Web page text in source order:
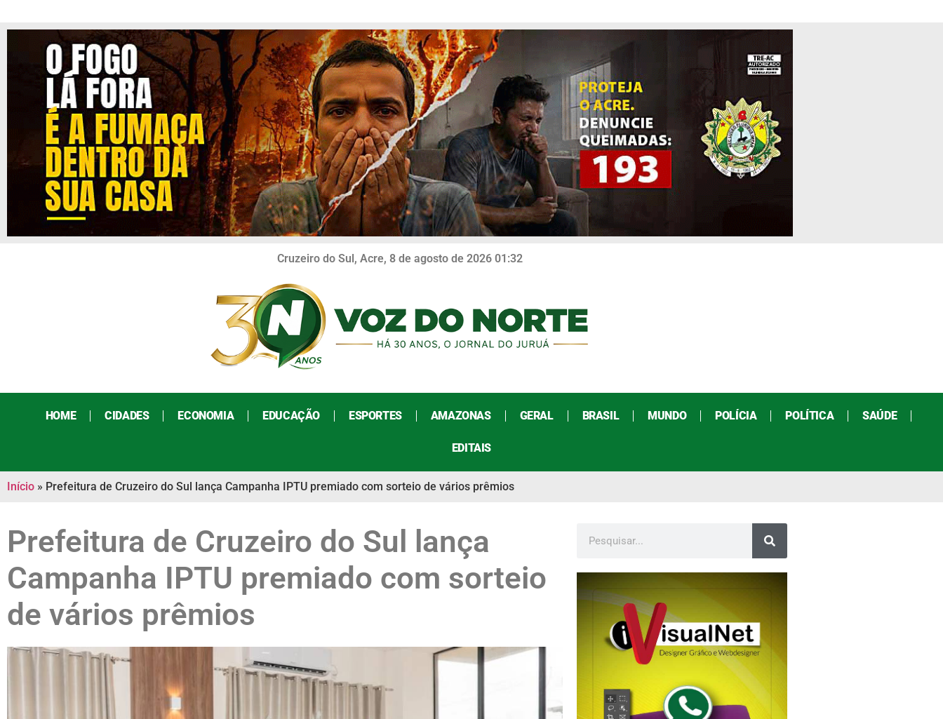
Cruzeiro do Sul, Acre, 8 de agosto de 2026 01:32
HOME CIDADES ECONOMIA EDUCAÇÃO ESPORTES AMAZONAS GERAL BRASIL MUNDO POLÍCIA POLÍTICA SAÚDE
EDITAIS
Início » Prefeitura de Cruzeiro do Sul lança Campanha IPTU premiado com sorteio de vários prêmios
Prefeitura de Cruzeiro do Sul lança
Campanha IPTU premiado com sorteio
de vários prêmios